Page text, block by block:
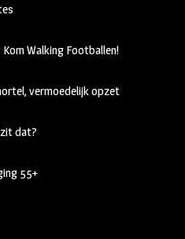
Walking Footballen!
vermoedelijk opzet
dat?
55+